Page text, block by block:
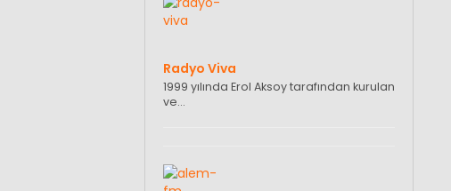
Radyo Viva
1999 yılında Erol Aksoy tarafından kurulan
ve…